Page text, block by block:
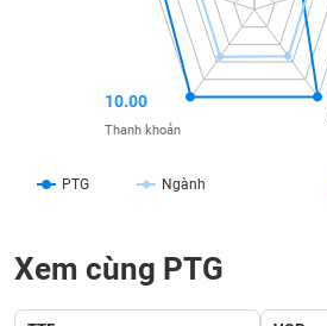
PTG Ngành
10.00
Thanh khoản
Xem cùng PTG
THÔNG